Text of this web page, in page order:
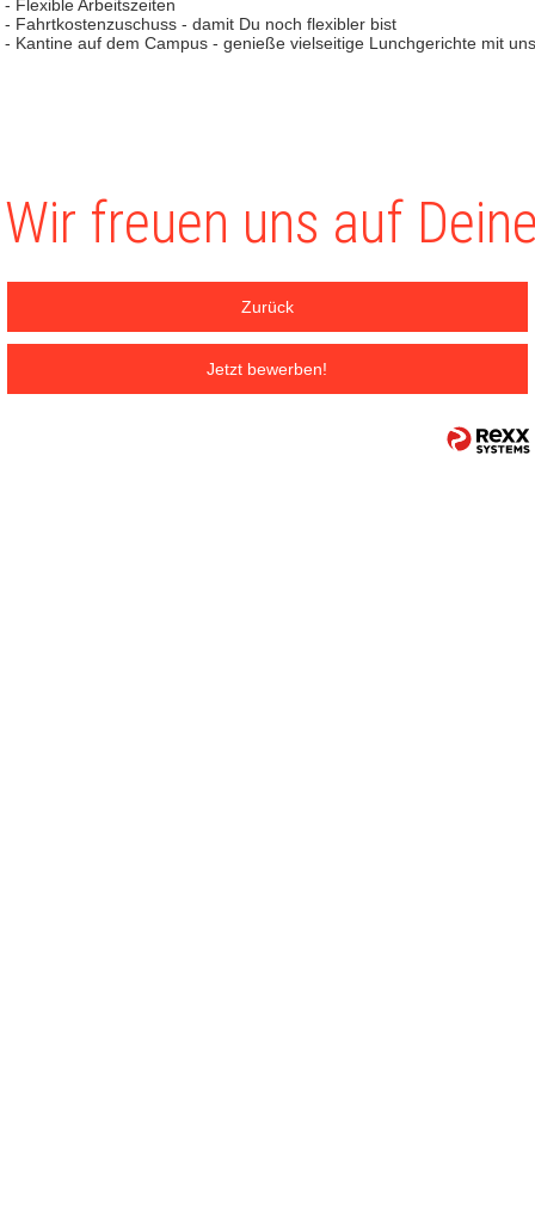
- Flexible Arbeitszeiten
- Fahrtkostenzuschuss - damit Du noch flexibler bist
- Kantine auf dem Campus - genieße vielseitige Lunchgerichte mit
Wir freuen uns auf
Zurück
Jetzt bewerben!